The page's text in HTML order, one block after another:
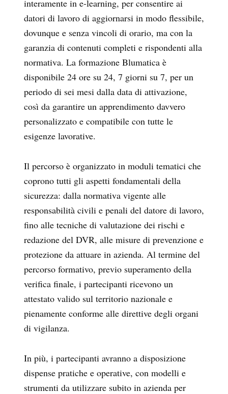
interamente in e-learning, per consentire ai
datori di lavoro di aggiornarsi in modo flessibile,
dovunque e senza vincoli di orario, ma con la
garanzia di contenuti completi e rispondenti alla
normativa. La formazione Blumatica è
disponibile 24 ore su 24, 7 giorni su 7, per un
periodo di sei mesi dalla data di attivazione,
così da garantire un apprendimento davvero
personalizzato e compatibile con tutte le
esigenze lavorative.
Il percorso è organizzato in moduli tematici che
coprono tutti gli aspetti fondamentali della
sicurezza: dalla normativa vigente alle
responsabilità civili e penali del datore di lavoro,
fino alle tecniche di valutazione dei rischi e
redazione del DVR, alle misure di prevenzione e
protezione da attuare in azienda. Al termine del
percorso formativo, previo superamento della
verifica finale, i partecipanti ricevono un
attestato valido sul territorio nazionale e
pienamente conforme alle direttive degli organi
di vigilanza.
In più, i partecipanti avranno a disposizione
dispense pratiche e operative, con modelli e
strumenti da utilizzare subito in azienda per